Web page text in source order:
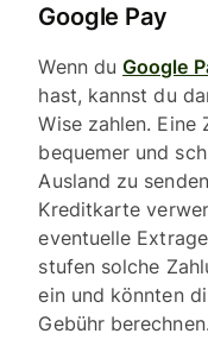
Google Pay
Wenn duGoogle
hast, kannst du
Wise zahlen. Eine
bequemer und
Ausland zu
Kreditkarte
eventuelle
stufen solche
ein und könnten
Gebühr berechnen.